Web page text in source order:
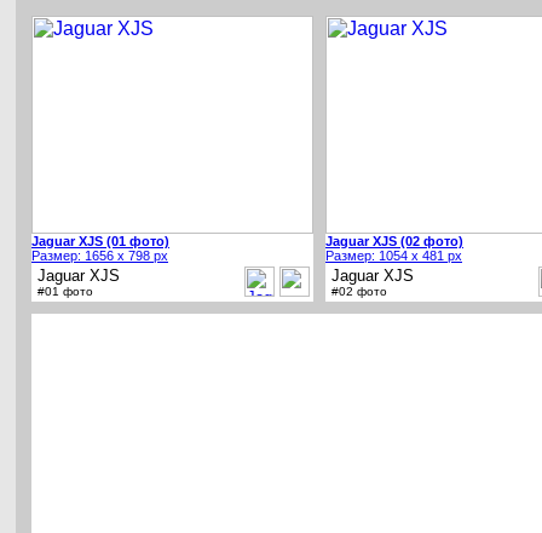
Jaguar XJS (01 фото)
Размер: 1656 x 798 px
Jaguar XJS
#01 фото
Jaguar XJS (02 фото)
Размер: 1054 x 481 px
Jaguar XJS
#02 фото